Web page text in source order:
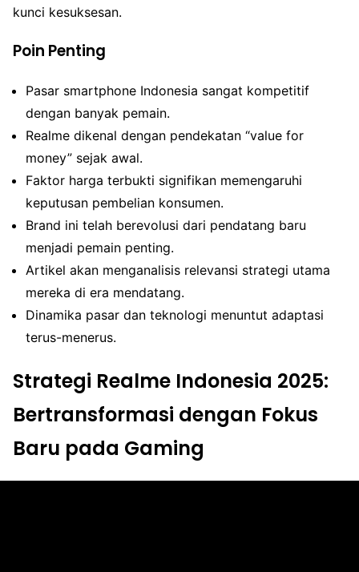
kunci kesuksesan.
Poin Penting
Pasar smartphone Indonesia sangat kompetitif
dengan banyak pemain.
Realme dikenal dengan pendekatan “value for
money” sejak awal.
Faktor harga terbukti signifikan memengaruhi
keputusan pembelian konsumen.
Brand ini telah berevolusi dari pendatang baru
menjadi pemain penting.
Artikel akan menganalisis relevansi strategi utama
mereka di era mendatang.
Dinamika pasar dan teknologi menuntut adaptasi
terus-menerus.
Strategi Realme Indonesia 2025:
Bertransformasi dengan Fokus
Baru pada Gaming